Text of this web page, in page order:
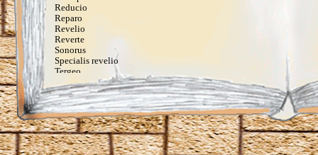
Reducio
Reparo
Revelio
Reverte
Sonorus
Specialis revelio
Tergeo
Unbrechbarer Schwur
Unheil angerichtet
Vermillious
Volate Ascendere
Wachstumszauber
Waddiwasi
Weise mir die Richtung